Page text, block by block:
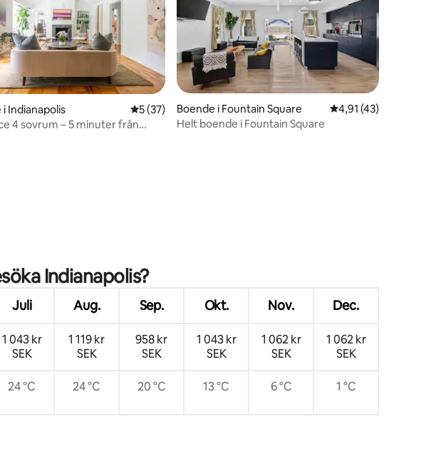
betyg, 69 omdömen
i Indianapolis 5 av 5 i genomsnittligt betyg, 37 omdömen
5 (37)
4 sovrum – 5 minuter från
Boende i Fountain Square 4,91 av 5 i
4,91 (43)
Helt boende i Fountain Square
Indianapolis?
Juli Aug. Sep. Okt. Nov. Dec.
1 043 kr
SEK
1 119 kr
SEK
958 kr
SEK
1 043 kr
SEK
1 062 kr
SEK
1 062 kr
SEK
24 °C 24 °C 20 °C 13 °C 6 °C 1 °C